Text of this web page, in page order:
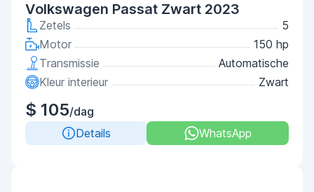
Volkswagen Passat Zwart 2023
Zetels
5
Motor
150 hp
Transmissie
Automatische
Kleur interieur
Zwart
$ 105/dag
Details
WhatsApp